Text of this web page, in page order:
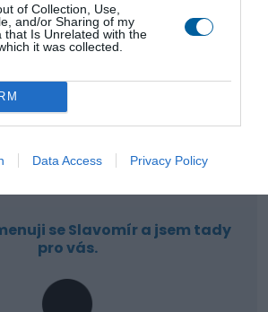
of Collection, Use,
and/or Sharing of my
that Is Unrelated with the
it was collected.
Data Access Privacy Policy
až k zákazníkovi
se Slavomír a jsem tady
pro vás.